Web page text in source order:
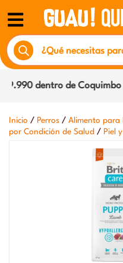
contenido
Búsqueda
de
productos
dentro de Coquimbo y
Inicio / Perros / Alimento para
por Condición de Salud / Piel